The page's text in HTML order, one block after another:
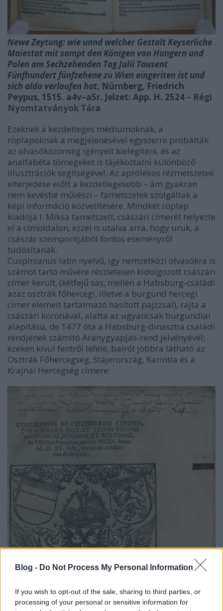
Blog - Do Not Process My Personal Information
If you wish to opt-out of the sale, sharing to third parties, or
processing of your personal or sensitive information for
Newe Zeytung: wie unnd welcher Gestalt Keyserliche
Maiestat mit sampt den Königen von Hungern und
Polen am Sechzehenden Tag Julii Tausent
Fünfhundert fünfzehene zu Wien eingeriten ist und
sich aldo verloufen hat, Nürnberg, Friedrich
Peypus, 1515. a4v–a5r. Jelzet: App. H. 2524 – Régi
Nyomtatványok Tára
Ezeknek a kezdetleges médiumoknak, a
röplapoknak a megjelenésével egyszerre próbálták
az olvasóközönség igényeit kielégíteni, és az
analfabéta tömegeket is tájékoztatni különböző
illusztrációk segítségével. Az aprólékos rézmetszetek
elterjedése előtt a kezdetlegesebb – ám gyakran
nem kevésbé művészi – fametszetek szolgáltak a
képi információ közvetítésére. Mindkét röplap
kiadója I. Miksa fametszett, császári címerét helyezte
el a címoldalon, ezzel is utalva arra, hogy uruk, a
császár szempontjából fontos eseményről
tudósítanak.
Cuspinianus latin nyelvű, így nemzetközi olvasókra is
számot tartó művére részletesen kidolgozott császári
címer került, (kétfejű sas, mellén a Habsburg-családi
azaz osztrák főhercegi, illetve a burgund hercegi
címer elemeit tartalmazó hasított pajzzsal), rajta a
császári koronával, alatta az ugyancsak burgundiai
alapítású, de 1477 óta a Habsburg-dinasztia családi
rendjének számító Aranygyapjas-rend jelvényével;
ezeken kívül fentről lefelé, balról jobbra látható az
Osztrák Főhercegség, Stájerország, Karintia és a
Krajnai Hercegség címere: